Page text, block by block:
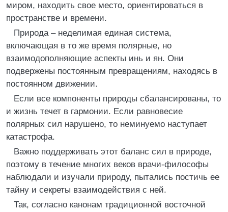
миром, находить свое место, ориентироваться в
пространстве и времени.
Природа – неделимая единая система,
включающая в то же время полярные, но
взаимодополняющие аспекты инь и ян. Они
подвержены постоянным превращениям, находясь в
постоянном движении.
Если все компоненты природы сбалансированы, то
и жизнь течет в гармонии. Если равновесие
полярных сил нарушено, то неминуемо наступает
катастрофа.
Важно поддерживать этот баланс сил в природе,
поэтому в течение многих веков врачи-философы
наблюдали и изучали природу, пытались постичь ее
тайну и секреты взаимодействия с ней.
Так, согласно канонам традиционной восточной